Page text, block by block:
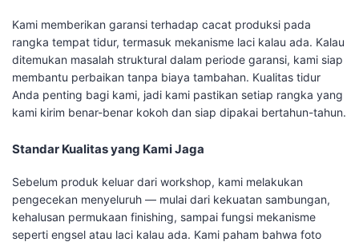
Kami memberikan garansi terhadap cacat produksi pada
rangka tempat tidur, termasuk mekanisme laci kalau ada. Kalau
ditemukan masalah struktural dalam periode garansi, kami siap
membantu perbaikan tanpa biaya tambahan. Kualitas tidur
Anda penting bagi kami, jadi kami pastikan setiap rangka yang
kami kirim benar-benar kokoh dan siap dipakai bertahun-tahun.
Standar Kualitas yang Kami Jaga
Sebelum produk keluar dari workshop, kami melakukan
pengecekan menyeluruh — mulai dari kekuatan sambungan,
kehalusan permukaan finishing, sampai fungsi mekanisme
seperti engsel atau laci kalau ada. Kami paham bahwa foto